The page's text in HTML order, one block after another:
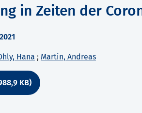
in Zeiten der
Hana ; Martin, Andreas
KB)